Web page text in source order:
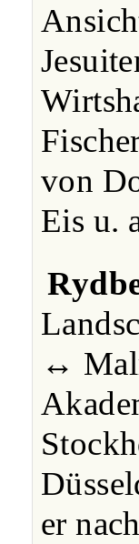
von
Eis u.
↔
er